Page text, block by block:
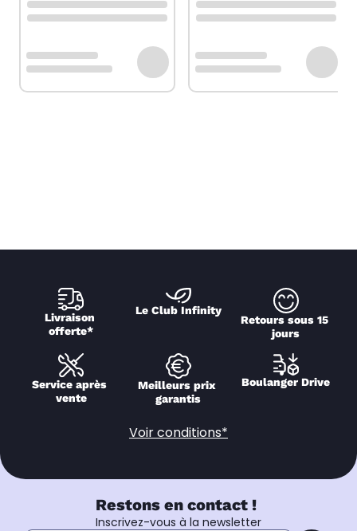
Livraison
offerte*
Le Club Infinity
Retours sous 15
jours
Service après
vente
Meilleurs prix
garantis
Boulanger Drive
Voir conditions*
Restons en contact !
Inscrivez-vous à la newsletter